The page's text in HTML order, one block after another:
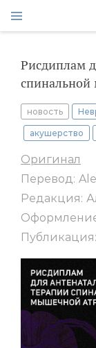
Рисдиплам
новость
акушерство
Оригинал
Перевод:
Редакция: